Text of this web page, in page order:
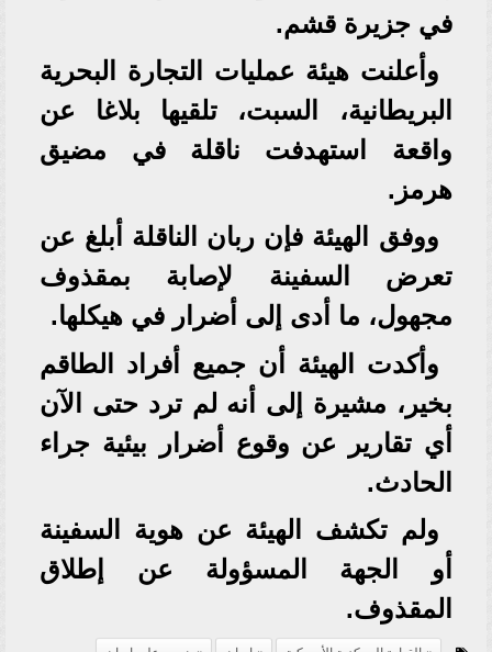
في جزيرة قشم.
وأعلنت هيئة عمليات التجارة البحرية
البريطانية، السبت، تلقيها بلاغا عن
واقعة استهدفت ناقلة في مضيق
هرمز.
ووفق الهيئة فإن ربان الناقلة أبلغ عن
تعرض السفينة لإصابة بمقذوف
مجهول، ما أدى إلى أضرار في هيكلها.
وأكدت الهيئة أن جميع أفراد الطاقم
بخير، مشيرة إلى أنه لم ترد حتى الآن
أي تقارير عن وقوع أضرار بيئية جراء
الحادث.
ولم تكشف الهيئة عن هوية السفينة
أو الجهة المسؤولة عن إطلاق
المقذوف.